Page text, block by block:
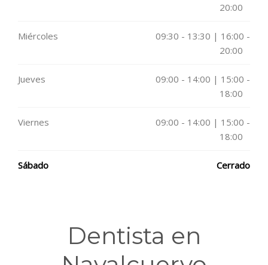
20:00
Miércoles
09:30 - 13:30 | 16:00 -
20:00
Jueves
09:00 - 14:00 | 15:00 -
18:00
Viernes
09:00 - 14:00 | 15:00 -
18:00
Sábado Cerrado
Dentista en